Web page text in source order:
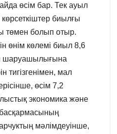
өсім бар. Тек ауыл
биылғы
төмен болып отыр.
өнім көлемі биыл 8,6
шаруашылығына
тигізгенімен, мал
өсім 7,2
экономика және
мәлімдеуінше,